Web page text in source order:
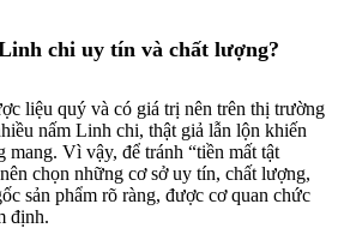
chi uy tín và chất lượng?
liệu quý và có giá trị nên trên thị trường
nấm Linh chi, thật giả lẫn lộn khiến
mang. Vì vậy, để tránh “tiền mất tật
chọn những cơ sở uy tín, chất lượng,
sản phẩm rõ ràng, được cơ quan chức
định.